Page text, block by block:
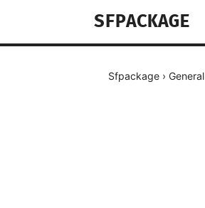
SFPACKAGE
Sfpackage › General